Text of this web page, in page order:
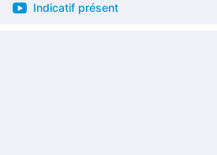
Indicatif présent